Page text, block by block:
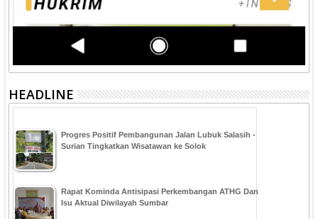
HEADLINE
Progres Positif Pembangunan Jalan Lubuk Salasih -
Surian Tingkatkan Wisatawan ke Solok
Rapat Kominda Antisipasi Perkembangan ATHG Dan
Isu Aktual Diwilayah Sumbar